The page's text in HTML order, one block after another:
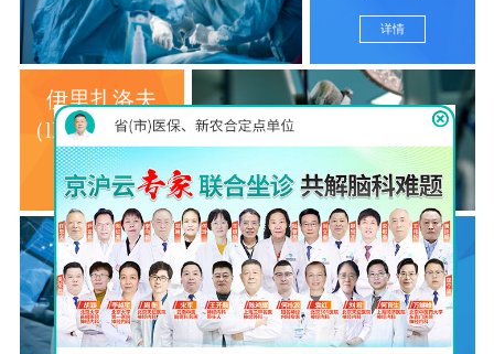
详情
伊里扎洛夫
（llizarov）技术
详情
脑立体定
向仪
详情